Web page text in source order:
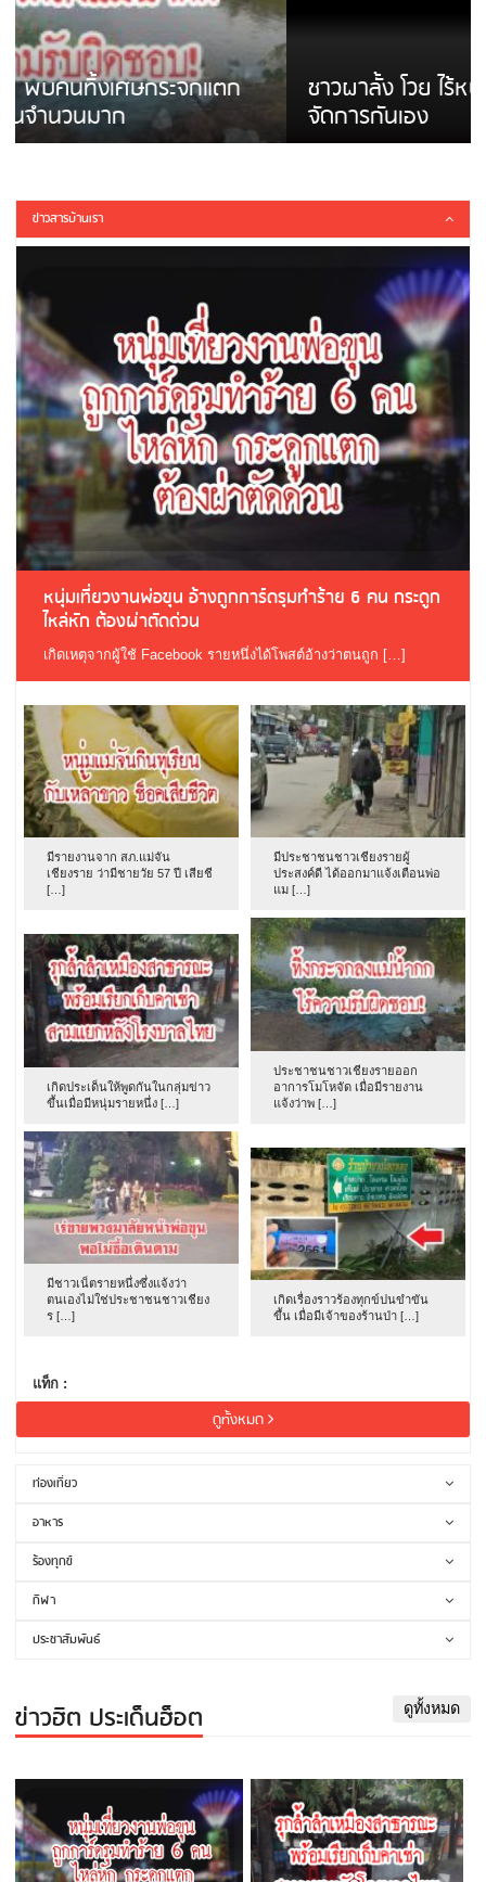
ชาวผาลั้ง โวย ไร้หน่วยงานดูแล ดินสไลด์ ต้อง
จัดการกันเอง
ข่าวสารบ้านเรา
หนุ่มเที่ยวงานพ่อขุน อ้างถูกการ์ดรุมทำร้าย 6 คน กระดูก
ไหล่หัก ต้องผ่าตัดด่วน
เกิดเหตุจากผู้ใช้ Facebook รายหนึ่งได้โพสต์อ้างว่าตนถูก […]
มีรายงานจาก สภ.แม่จัน
เชียงราย ว่ามีชายวัย 57 ปี เสียชี
[…]
มีประชาชนชาวเชียงรายผู้
ประสงค์ดี ได้ออกมาแจ้งเตือนพ่อ
แม […]
เกิดประเด็นให้พูดกันในกลุ่มข่าว
ขึ้นเมื่อมีหนุ่มรายหนึ่ง […]
ประชาชนชาวเชียงรายออก
อาการโมโหจัด เมื่อมีรายงาน
แจ้งว่าพ […]
มีชาวเน็ตรายหนึ่งซึ่งแจ้งว่า
ตนเองไม่ใช่ประชาชนชาวเชียง
ร […]
เกิดเรื่องราวร้องทุกข์ปนขำขัน
ขึ้น เมื่อมีเจ้าของร้านป่า […]
แท็ก :
ดูทั้งหมด
ท่องเที่ยว
อาหาร
ร้องทุกข์
กีฬา
ประชาสัมพันธ์
ข่าวฮิต ประเด็นฮ็อต ดูทั้งหมด